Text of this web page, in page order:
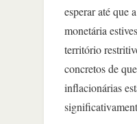
esperar até que
monetária
território
concretos de
inflacionárias